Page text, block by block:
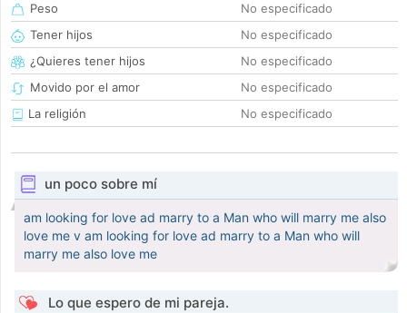
Peso
No especificado
Tener hijos
No especificado
¿Quieres tener hijos
No especificado
Movido por el amor
No especificado
La religión
No especificado
un poco sobre mí
am looking for love ad marry to a Man who will marry me also
love me v am looking for love ad marry to a Man who will
marry me also love me
Lo que espero de mi pareja.